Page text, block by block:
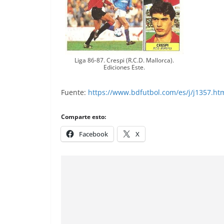
Liga 86-87. Crespi (R.C.D. Mallorca).
Ediciones Este.
Fuente: https://www.bdfutbol.com/es/j/
Comparte esto:
Facebook X